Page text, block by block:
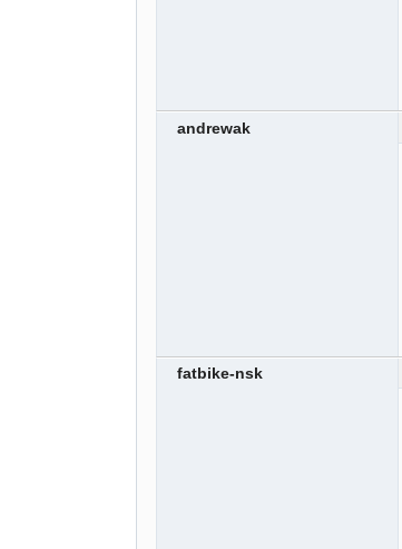
andrewak
fatbike-nsk